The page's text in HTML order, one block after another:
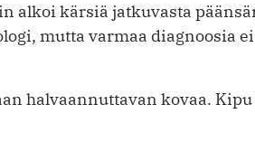
alkoi kärsiä jatkuvasta
mutta varmaa diagnoosia
halvaannuttavan kovaa. Kipu